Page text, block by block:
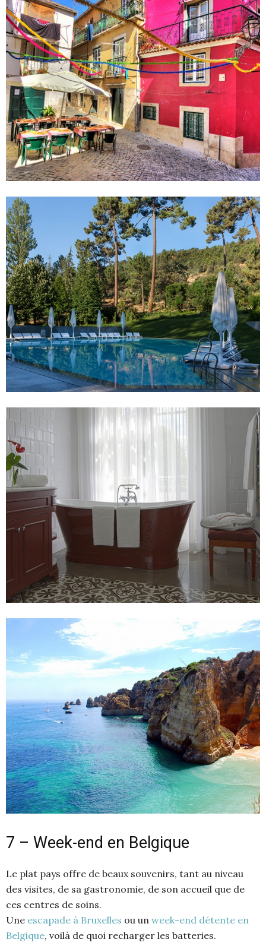
7 – Week-end en Belgique
Le plat pays offre de beaux souvenirs, tant au niveau
des visites, de sa gastronomie, de son accueil que de
ces centres de soins.
Une escapade à Bruxelles ou un week-end détente en
Belgique, voilà de quoi recharger les batteries.